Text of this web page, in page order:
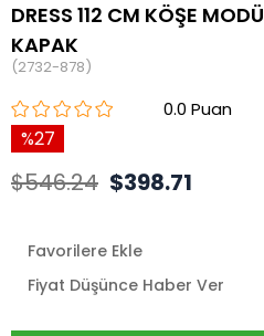
DRESS 112 CM KÖŞE
KAPAK
(2732-878)
0.0
27
$546.24 $398.71
Favorilere Ekle
Fiyat Düşünce Haber Ver